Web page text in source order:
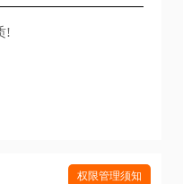
!
权限管理须知